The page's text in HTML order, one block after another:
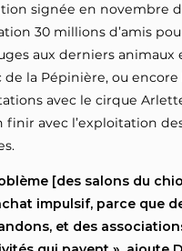
signée en novembre
30 millions d’amis
aux derniers animaux
de la Pépinière, ou encore
avec le cirque
finir avec l’exploitation
[des salons du
impulsif, parce que
et des